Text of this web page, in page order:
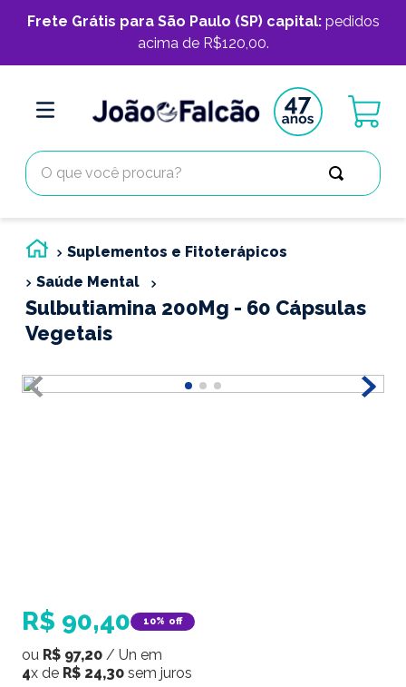
Frete Grátis para São Paulo (SP) capital:pedidos
acima de R$120,00.
O que você procura?
Suplementos e Fitoterápicos
Saúde Mental
Sulbutiamina 200Mg - 60 Cápsulas
Vegetais
R$ 90,40 10% off
ou R$ 97,20 / Un em
4x de R$ 24,30 sem juros